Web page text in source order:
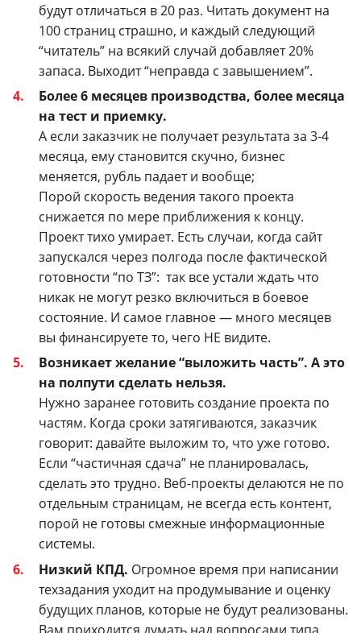
будут отличаться в 20 раз. Читать документ на
100 страниц страшно, и каждый следующий
“читатель” на всякий случай добавляет 20%
запаса. Выходит “неправда с завышением”.
Более 6 месяцев производства, более месяца
на тест и приемку.
А если заказчик не получает результата за 3-4
месяца, ему становится скучно, бизнес
меняется, рубль падает и вообще;
Порой скорость ведения такого проекта
снижается по мере приближения к концу.
Проект тихо умирает. Есть случаи, когда сайт
запускался через полгода после фактической
готовности “по ТЗ”: так все устали ждать что
никак не могут резко включиться в боевое
состояние. И самое главное — много месяцев
вы финансируете то, чего НЕ видите.
Возникает желание “выложить часть”. А это
на полпути сделать нельзя.
Нужно заранее готовить создание проекта по
частям. Когда сроки затягиваются, заказчик
говорит: давайте выложим то, что уже готово.
Если “частичная сдача” не планировалась,
сделать это трудно. Веб-проекты делаются не по
отдельным страницам, не всегда есть контент,
порой не готовы смежные информационные
системы.
Низкий КПД. Огромное время при написании
техзадания уходит на продумывание и оценку
будущих планов, которые не будут реализованы.